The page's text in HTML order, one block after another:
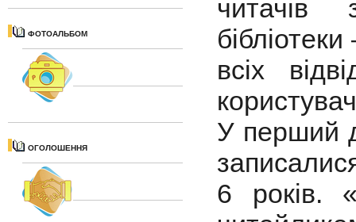
ФОТОАЛЬБОМ
ОГОЛОШЕННЯ
читачів
всіх
У перший
6 років.